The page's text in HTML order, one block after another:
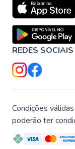
REDES SOCIAIS
Condições
poderão ter